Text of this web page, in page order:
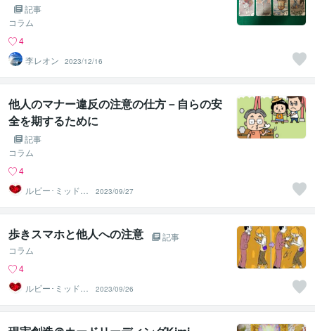
記事
コラム
4
李レオン
2023/12/16
他人のマナー違反の注意の仕方－自らの安
全を期するために
記事
コラム
4
ルビー･ミッドナ
イト
2023/09/27
歩きスマホと他人への注意
記事
コラム
4
ルビー･ミッドナ
イト
2023/09/26